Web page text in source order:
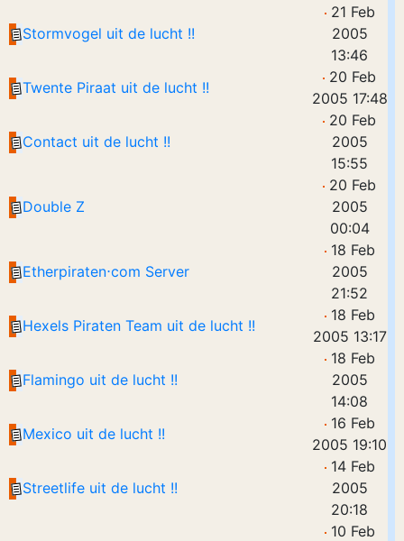
Stormvogel uit de lucht !!
21 Feb
2005
13:46
Twente Piraat uit de lucht !!
20 Feb
2005 17:48
Contact uit de lucht !!
20 Feb
2005
15:55
Double Z
20 Feb
2005
00:04
Etherpiraten⋅com Server
18 Feb
2005
21:52
Hexels Piraten Team uit de lucht !!
18 Feb
2005 13:17
Flamingo uit de lucht !!
18 Feb
2005
14:08
Mexico uit de lucht !!
16 Feb
2005 19:10
Streetlife uit de lucht !!
14 Feb
2005
20:18
10 Feb